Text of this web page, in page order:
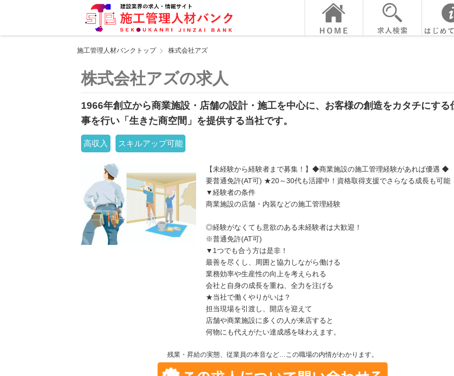
施工管理人材バンクトップ 株式会社アズ
株式会社アズの求人
1966年創立から商業施設・店舗の設計・施工を中心に、お客様の創造をカタチにする
事を行い「生きた商空間」を提供する当社です。
高収入 スキルアップ可能
【未経験から経験者まで募集！】◆商業施設の施工管理経験があれば優遇 ◆
要普通免許(AT可) ★20～30代も活躍中！資格取得支援でさらなる成長も可能
▼経験者の条件
商業施設の店舗・内装などの施工管理経験
◎経験がなくても意欲のある未経験者は大歓迎！
※普通免許(AT可)
▼1つでも合う方は是非！
最善を尽くし、周囲と協力しながら働ける
業務効率や生産性の向上を考えられる
会社と自身の成長を重ね、全力を注げる
★当社で働くやりがいは？
担当現場を引渡し、開店を迎えて
店舗や商業施設に多くの人が来店すると
何物にも代えがたい達成感を味わえます。
残業・昇給の実態、従業員の本音など…この職場の内情がわかります。